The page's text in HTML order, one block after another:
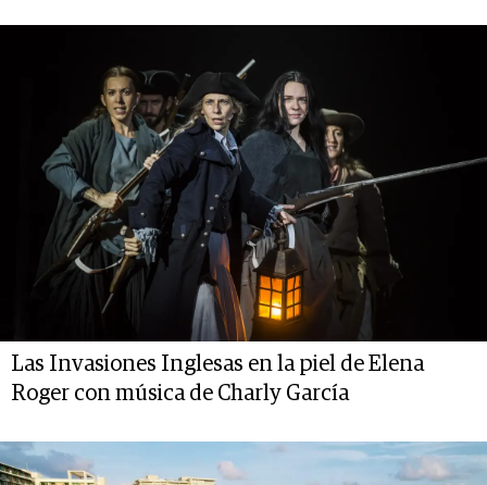
Las Invasiones Inglesas en la piel de Elena
Roger con música de Charly García